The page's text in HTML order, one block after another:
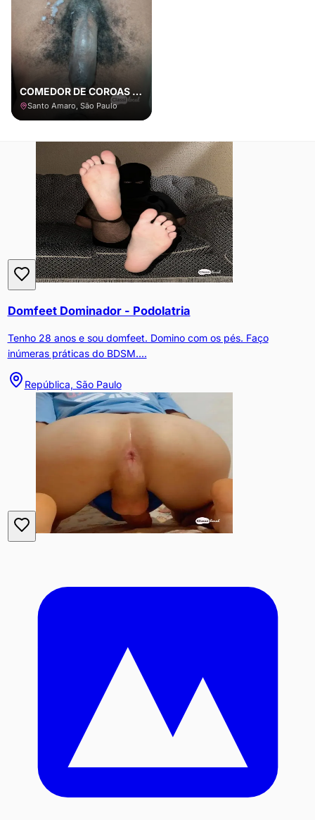
COMEDOR DE COROAS E CASADOS COM LOCAL
Santo Amaro, São Paulo
Domfeet Dominador - Podolatria
Tenho 28 anos e sou domfeet. Domino com os pés. Faço
inúmeras práticas do BDSM....
República, São Paulo